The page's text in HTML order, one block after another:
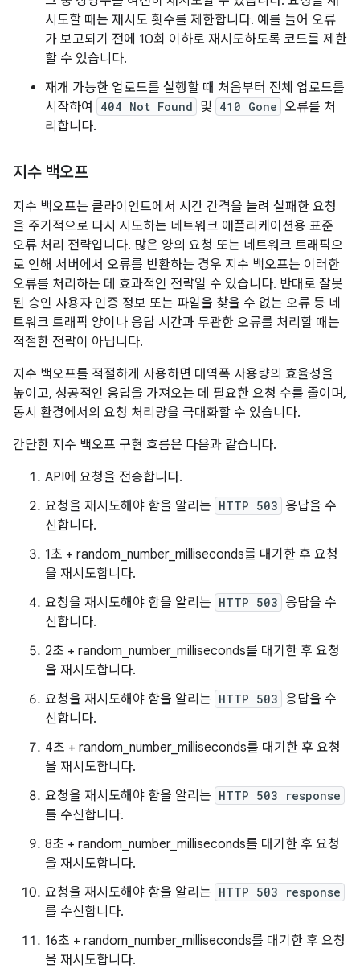
시도할 때는 재시도 횟수를 제한합니다. 예를 들어 오류
가 보고되기 전에 10회 이하로 재시도하도록 코드를 제한
할 수 있습니다.
재개 가능한 업로드를 실행할 때 처음부터 전체 업로드를
시작하여
404 Not Found 및 410 Gone 오류를 처
리합니다.
지수 백오프
지수 백오프는 클라이언트에서 시간 간격을 늘려 실패한 요청
을 주기적으로 다시 시도하는 네트워크 애플리케이션용 표준
오류 처리 전략입니다. 많은 양의 요청 또는 네트워크 트래픽으
로 인해 서버에서 오류를 반환하는 경우 지수 백오프는 이러한
오류를 처리하는 데 효과적인 전략일 수 있습니다. 반대로 잘못
된 승인 사용자 인증 정보 또는 파일을 찾을 수 없는 오류 등 네
트워크 트래픽 양이나 응답 시간과 무관한 오류를 처리할 때는
적절한 전략이 아닙니다.
지수 백오프를 적절하게 사용하면 대역폭 사용량의 효율성을
높이고, 성공적인 응답을 가져오는 데 필요한 요청 수를 줄이며,
동시 환경에서의 요청 처리량을 극대화할 수 있습니다.
간단한 지수 백오프 구현 흐름은 다음과 같습니다.
API에 요청을 전송합니다.
요청을 재시도해야 함을 알리는 HTTP 503 응답을 수
신합니다.
1초 + random_number_milliseconds를 대기한 후 요청
을 재시도합니다.
요청을 재시도해야 함을 알리는 HTTP 503 응답을 수
신합니다.
2초 + random_number_milliseconds를 대기한 후 요청
을 재시도합니다.
요청을 재시도해야 함을 알리는 HTTP 503 응답을 수
신합니다.
4초 + random_number_milliseconds를 대기한 후 요청
을 재시도합니다.
요청을 재시도해야 함을 알리는 HTTP 503 response
를 수신합니다.
8초 + random_number_milliseconds를 대기한 후 요청
을 재시도합니다.
요청을 재시도해야 함을 알리는 HTTP 503 response
를 수신합니다.
16초 + random_number_milliseconds를 대기한 후 요청
을 재시도합니다.